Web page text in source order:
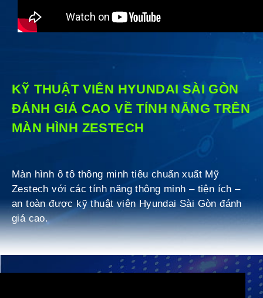
KỸ THUẬT VIÊN HYUNDAI SÀI GÒN
ĐÁNH GIÁ CAO VỀ TÍNH NĂNG TRÊN
MÀN HÌNH ZESTECH
Màn hình ô tô thông minh tiêu chuẩn xuất Mỹ
Zestech với các tính năng thông minh – tiện ích –
an toàn được kỹ thuật viên Hyundai Sài Gòn đánh
giá cao.